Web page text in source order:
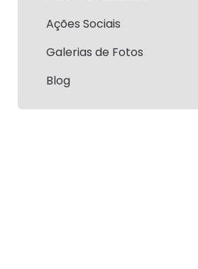
Ações Sociais
Galerias de Fotos
Blog